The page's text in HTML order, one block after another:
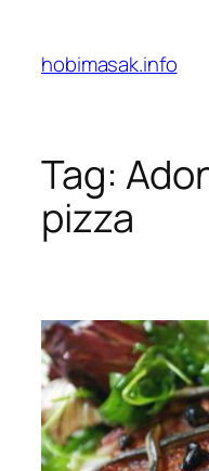
content
hobimasak.info
Tag:
pizza